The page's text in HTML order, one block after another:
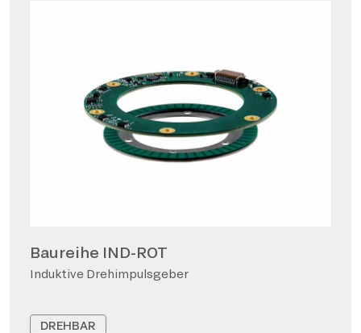
Baureihe IND-ROT
Induktive Drehimpulsgeber
DREHBAR